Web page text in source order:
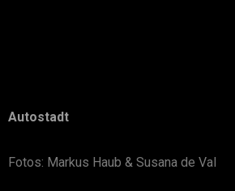
Autostadt
Fotos: Markus Haub & Susana de Val